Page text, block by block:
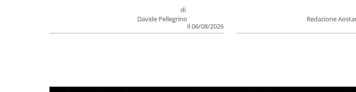
di
Davide Pellegrino
il 06/08/2026
Redazione